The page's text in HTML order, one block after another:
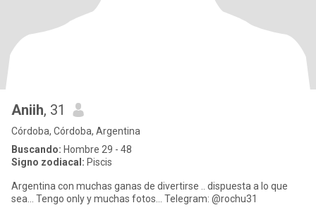
Aniih, 31
Córdoba, Córdoba, Argentina
Buscando: Hombre 29 - 48
Signo zodiacal: Piscis
Argentina con muchas ganas de divertirse .. dispuesta a lo que
sea... Tengo only y muchas fotos... Telegram: @rochu31